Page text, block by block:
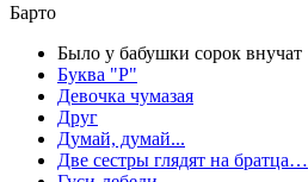
Барто
Было у бабушки сорок внучат
Буква "Р"
Девочка чумазая
Друг
Думай, думай...
Две сестры глядят на братца…